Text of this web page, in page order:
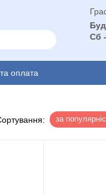
Сб
оплата
за